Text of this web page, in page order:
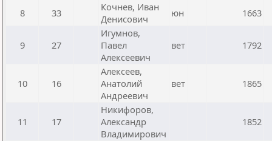
8 33
Кочнев, Иван
Денисович
юн 1663
9 27
Игумнов,
Павел
Алексеевич
вет 1792
10 16
Алексеев,
Анатолий
Андреевич
вет 1865
11 17
Никифоров,
Александр
Владимирович
1852